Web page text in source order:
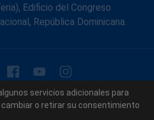
Edificio del Congreso
República Dominicana.
del Senado de la República
los derechos reservados.
servicios adicionales para
cambiar o retirar su consentimiento